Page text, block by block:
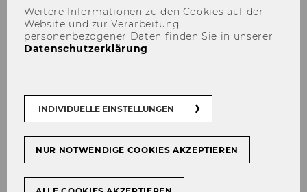
TEILEN TEILEN
31. März 2022
muss und kann man viel an­ders ma­
chen
Weitere Informationen zu den Cookies auf der
Website und zur Verarbeitung
personenbezogener Daten finden Sie in unserer
Datenschutzerklärung.
INDIVIDUELLE EINSTELLUNGEN
NUR NOTWENDIGE COOKIES AKZEPTIEREN